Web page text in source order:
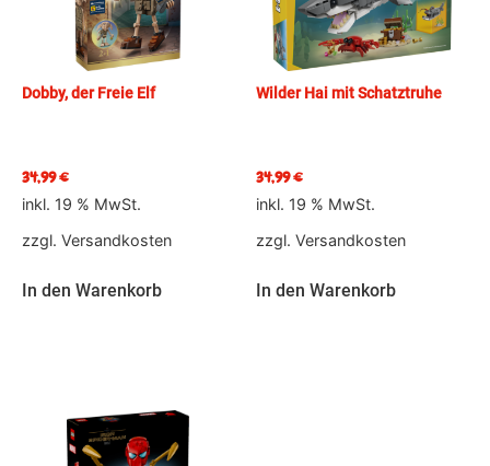
Dobby, der Freie Elf
34,99€
inkl. 19 % MwSt.
zzgl. Versandkosten
In den Warenkorb
Wilder Hai mit Schatztruhe
34,99€
inkl. 19 % MwSt.
zzgl. Versandkosten
In den Warenkorb